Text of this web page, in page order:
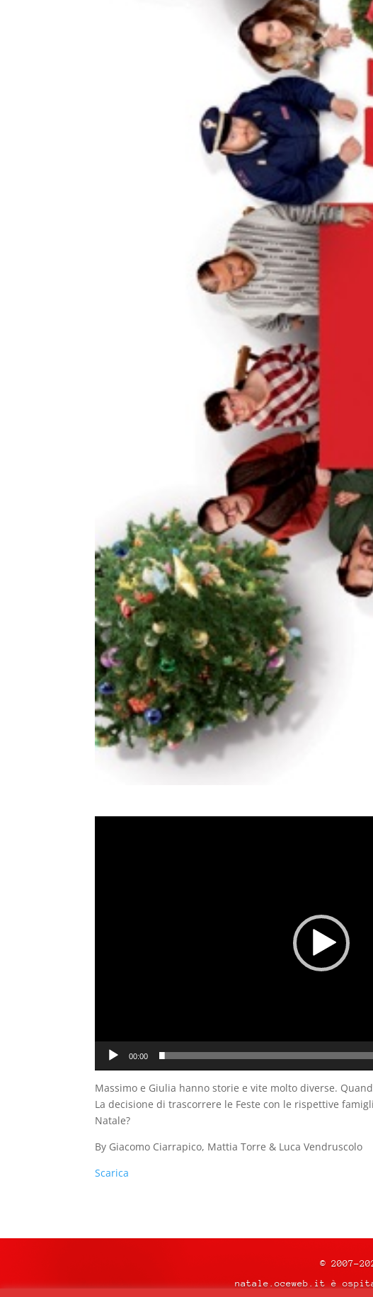
00:00
Massimo e Giulia hanno storie e vite molto diverse.
La decisione di trascorrere le Feste con le rispettive
Natale?
By Giacomo Ciarrapico, Mattia Torre & Luca Vendruscolo
Scarica
© 2007-
natale.oceweb.it è